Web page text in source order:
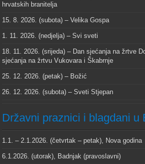
hrvatskih branitelja
15. 8. 2026. (subota) – Velika Gospa
1. 11. 2026. (nedjelja) – Svi sveti
18. 11. 2026. (srijeda) – Dan sjećanja na žrtve
sjećanja na žrtvu Vukovara i Škabrnje
25. 12. 2026. (petak) – Božić
26. 12. 2026. (subota) – Sveti Stjepan
Državni praznici i blagdani u
1.1. – 2.1.2026. (četvrtak – petak), Nova godina
6.1.2026. (utorak), Badnjak (pravoslavni)